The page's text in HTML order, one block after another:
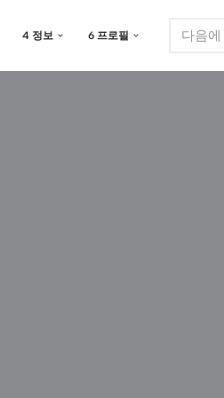
4 정보 6 프로필